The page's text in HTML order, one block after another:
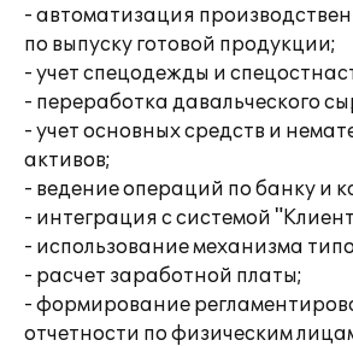
- автоматизация
по выпуску готовой продукции;
- учет спецодежды и
- переработка давальческого
- учет основных средств и
активов;
- ведение операций по банку и
- интеграция с системой
- использование механизма
- расчет заработной платы;
- формирование
отчетности по физическим